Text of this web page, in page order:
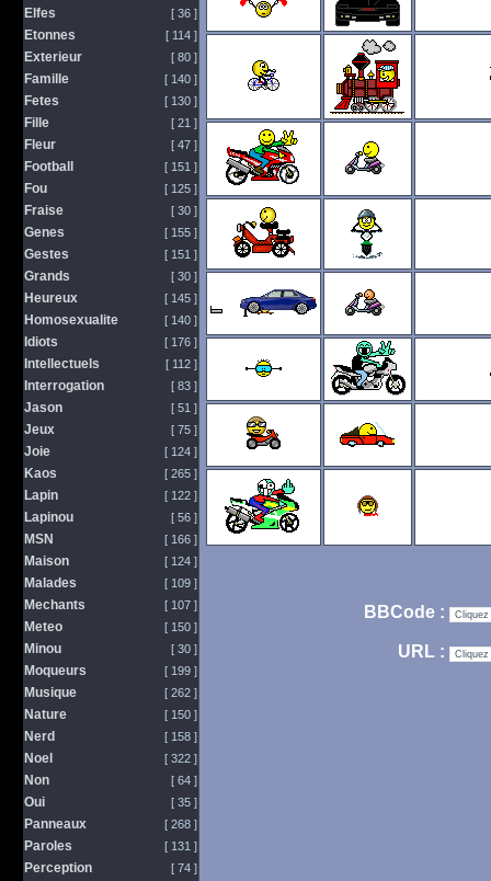
BBCode :
URL :
Elfes [ 36 ]
Etonnes [ 114 ]
Exterieur [ 80 ]
Famille [ 140 ]
Fetes [ 130 ]
Fille [ 21 ]
Fleur [ 47 ]
Football [ 151 ]
Fou [ 125 ]
Fraise [ 30 ]
Genes [ 155 ]
Gestes [ 151 ]
Grands [ 30 ]
Heureux [ 145 ]
Homosexualite [ 140 ]
Idiots [ 176 ]
Intellectuels [ 112 ]
Interrogation [ 83 ]
Jason [ 51 ]
Jeux [ 75 ]
Joie [ 124 ]
Kaos [ 265 ]
Lapin [ 122 ]
Lapinou [ 56 ]
MSN [ 166 ]
Maison [ 124 ]
Malades [ 109 ]
Mechants [ 107 ]
Meteo [ 150 ]
Minou [ 30 ]
Moqueurs [ 199 ]
Musique [ 262 ]
Nature [ 150 ]
Nerd [ 158 ]
Noel [ 322 ]
Non [ 64 ]
Oui [ 35 ]
Panneaux [ 268 ]
Paroles [ 131 ]
Perception [ 74 ]